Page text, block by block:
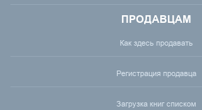
ПРОДАВЦАМ
Как здесь продавать
Регистрация продавца
Загрузка книг списком